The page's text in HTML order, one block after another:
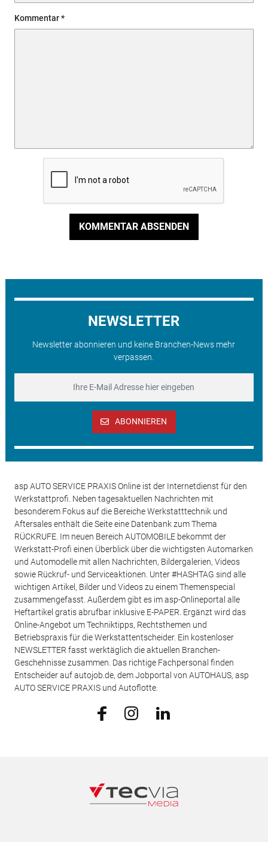
Kommentar
KOMMENTAR ABSENDEN
NEWSLETTER
Newsletter abonnieren und keine Branchen-News mehr
verpassen.
ABONNIEREN
asp AUTO SERVICE PRAXIS Online ist der Internetdienst für den
Werkstattprofi. Neben tagesaktuellen Nachrichten mit
besonderem Fokus auf die Bereiche Werkstatttechnik und
Aftersales enthält die Seite eine Datenbank zum Thema
RÜCKRUFE. Im neuen Bereich AUTOMOBILE bekommt der
Werkstatt-Profi einen Überblick über die wichtigsten Automarken
und Automodelle mit allen Nachrichten, Bildergalerien, Videos
sowie Rückruf- und Serviceaktionen. Unter #HASHTAG sind alle
wichtigen Artikel, Bilder und Videos zu einem Themenspecial
zusammengefasst. Außerdem gibt es im asp-Onlineportal alle
Heftartikel gratis abrufbar inklusive E-PAPER. Ergänzt wird das
Online-Angebot um Techniktipps, Rechtsthemen und
Betriebspraxis für die Werkstattentscheider. Ein kostenloser
NEWSLETTER fasst werktäglich die aktuellen Branchen-
Geschehnisse zusammen. Das richtige Fachpersonal finden
Entscheider auf autojob.de, dem Jobportal von AUTOHAUS, asp
AUTO SERVICE PRAXIS und Autoflotte.